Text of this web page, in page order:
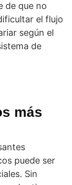
de que no
el flujo
según el
de
más
puede ser
Sin